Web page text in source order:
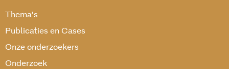
Thema’s
Publicaties en Cases
Onze onderzoekers
Onderzoek